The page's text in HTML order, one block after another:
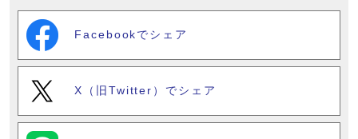
Facebookでシェア
X（旧Twitter）でシェア